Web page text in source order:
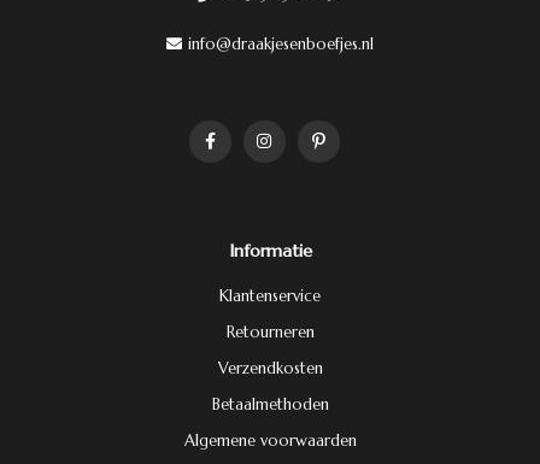
info@draakjesenboefjes.nl
Informatie
Klantenservice
Retourneren
Verzendkosten
Betaalmethoden
Algemene voorwaarden